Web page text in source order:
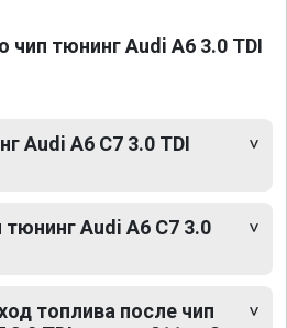
тюнинг Audi A6 3.0 TDI
Audi A6 C7 3.0 TDI
Audi A6 C7 3.0
топлива после чип